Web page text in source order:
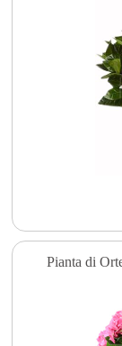
Pianta di